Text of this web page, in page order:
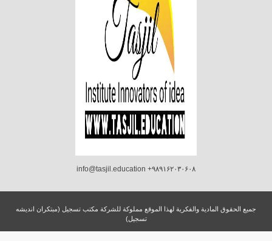
info@tasjil.education +۹۸۹۱۶۲۰۳۰۶۰۸
جميع الحقوق المادية والفكرية لهذا الموقع مملوكة للشركة مكتب تسجيل (مبتکران اندیشه
تسجیل)